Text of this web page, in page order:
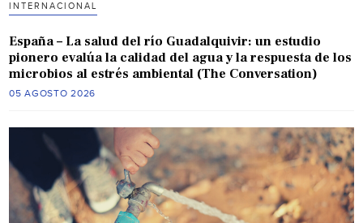
INTERNACIONAL
España – La salud del río Guadalquivir: un estudio
pionero evalúa la calidad del agua y la respuesta de los
microbios al estrés ambiental (The Conversation)
05 AGOSTO 2026